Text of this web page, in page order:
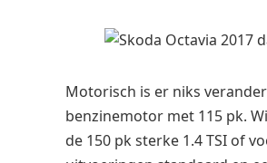
Motorisch is er niks
benzinemotor met 115 pk.
de 150 pk sterke 1.4 TSI of